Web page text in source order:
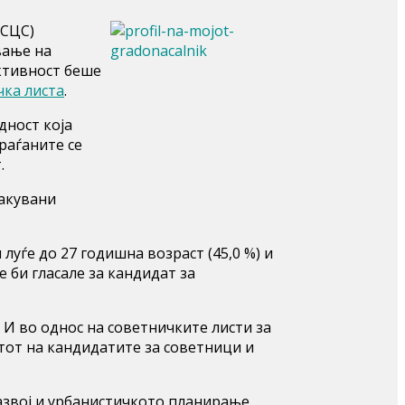
на
беше
листа.
која
се
до 27 годишна возраст (45,0 %) и
гласале за кандидат за
во однос на советничките листи за
на кандидатите за советници и